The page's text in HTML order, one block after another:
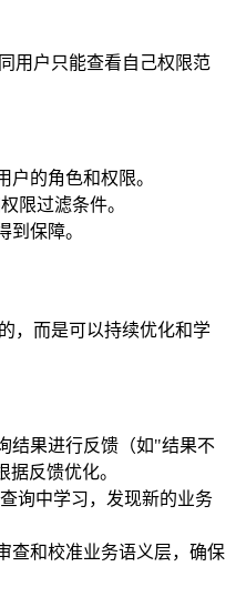
用户只能查看自己权限范
户的角色和权限。
限过滤条件。
到保障。
，而是可以持续优化和学
结果进行反馈（如"结果不
反馈优化。
询中学习，发现新的业务
查和校准业务语义层，确保